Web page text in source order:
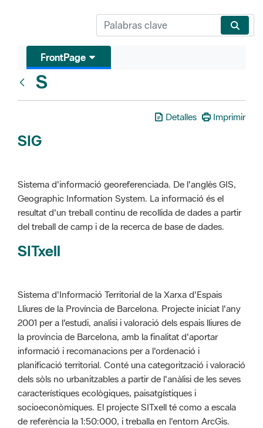
FrontPage
S
Detalles Imprimir
SIG
Sistema d'informació georeferenciada. De l'anglès GIS,
Geographic Information System. La informació és el
resultat d'un treball continu de recollida de dades a partir
del treball de camp i de la recerca de base de dades.
SITxell
Sistema d'Informació Territorial de la Xarxa d'Espais
Lliures de la Província de Barcelona. Projecte iniciat l'any
2001 per a l'estudi, analisi i valoració dels espais lliures de
la província de Barcelona, amb la finalitat d'aportar
informació i recomanacions per a l'ordenació i
planificació territorial. Conté una categorització i valoració
dels sòls no urbanitzables a partir de l'anàlisi de les seves
característiques ecològiques, paisatgístiques i
socioeconòmiques. El projecte SITxell té como a escala
de referència la 1:50:000, i treballa en l'entorn ArcGis.